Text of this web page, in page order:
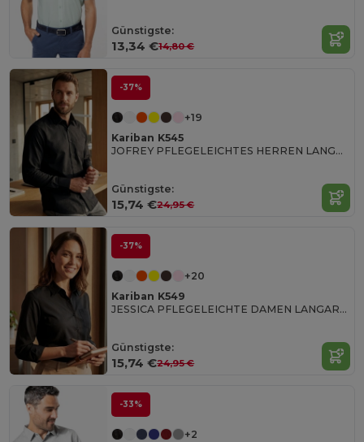
Günstigste:
13,34 €14,80 €
-37%
+19
Kariban K545
JOFREY PFLEGELEICHTES HERREN LANGARM 65/35 HEMD
Günstigste:
15,74 €24,95 €
-37%
+20
Kariban K549
JESSICA PFLEGELEICHTE DAMEN LANGARM 65/35 BLUSE
Günstigste:
15,74 €24,95 €
-33%
+2